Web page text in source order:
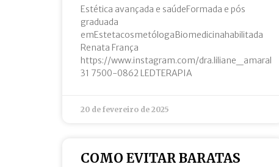
Estética avançada e saúdeFormada e pós
graduada
emEstetacosmetólogaBiomedicinahabilitada
Renata França
https://www.instagram.com/dra.liliane_amaral
31 7500-0862 LEDTERAPIA
20 de fevereiro de 2025
COMO EVITAR BARATAS